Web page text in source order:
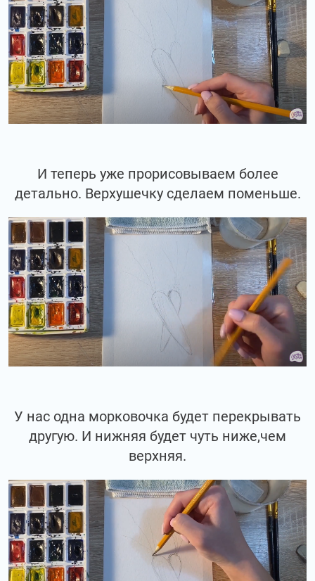
И теперь уже прорисовываем более
детально. Верхушечку сделаем поменьше.
У нас одна морковочка будет перекрывать
другую. И нижняя будет чуть ниже,чем
верхняя.